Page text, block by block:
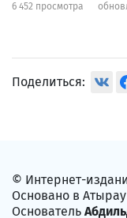
6 452 просмотра
Поделиться:
© Интернет-
Основано в
Основатель